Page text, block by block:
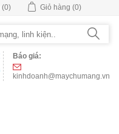
(0) Giỏ hàng (0)
Báo giá:
kinhdoanh@maychumang.vn